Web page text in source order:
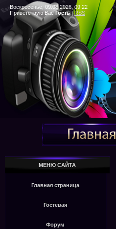
Воскресенье, 09.08.2026, 09:22
Приветствую Вас Гость|RSS
МЕНЮ САЙТА
Главная страница
Гостевая
Форум